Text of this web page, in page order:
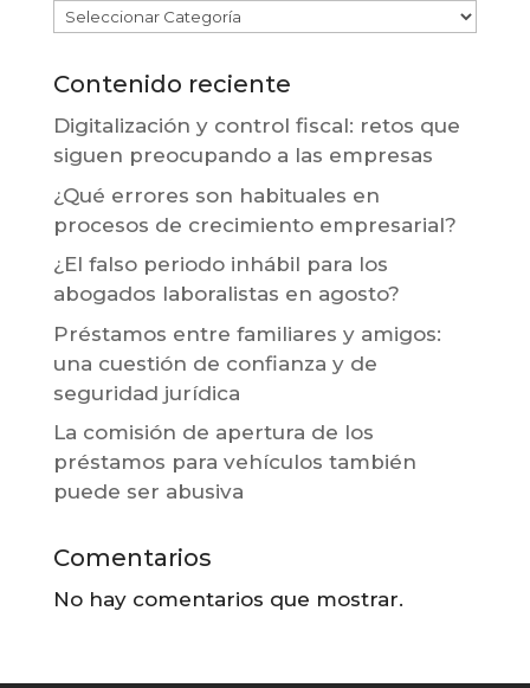
Contenido reciente
Digitalización y control fiscal: retos que
siguen preocupando a las empresas
¿Qué errores son habituales en
procesos de crecimiento empresarial?
¿El falso periodo inhábil para los
abogados laboralistas en agosto?
Préstamos entre familiares y amigos:
una cuestión de confianza y de
seguridad jurídica
La comisión de apertura de los
préstamos para vehículos también
puede ser abusiva
Comentarios
No hay comentarios que mostrar.